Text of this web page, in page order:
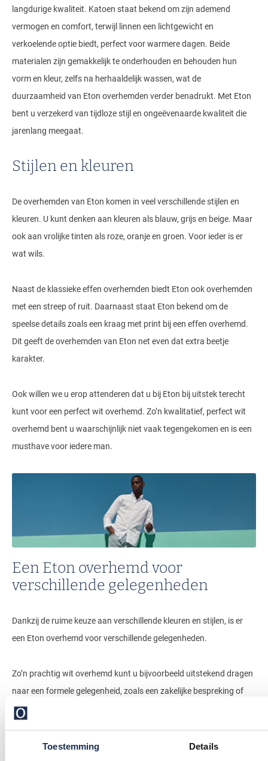
Toestemming Details
langdurige kwaliteit. Katoen staat bekend om zijn ademend
vermogen en comfort, terwijl linnen een lichtgewicht en
verkoelende optie biedt, perfect voor warmere dagen. Beide
materialen zijn gemakkelijk te onderhouden en behouden hun
vorm en kleur, zelfs na herhaaldelijk wassen, wat de
duurzaamheid van Eton overhemden verder benadrukt. Met Eton
bent u verzekerd van tijdloze stijl en ongeëvenaarde kwaliteit die
jarenlang meegaat.
Stijlen en kleuren
De overhemden van Eton komen in veel verschillende stijlen en
kleuren. U kunt denken aan kleuren als blauw, grijs en beige. Maar
ook aan vrolijke tinten als roze, oranje en groen. Voor ieder is er
wat wils.
Naast de klassieke effen overhemden biedt Eton ook overhemden
met een streep of ruit. Daarnaast staat Eton bekend om de
speelse details zoals een kraag met print bij een effen overhemd.
Dit geeft de overhemden van Eton net even dat extra beetje
karakter.
Ook willen we u erop attenderen dat u bij Eton bij uitstek terecht
kunt voor een perfect wit overhemd. Zo’n kwalitatief, perfect wit
overhemd bent u waarschijnlijk niet vaak tegengekomen en is een
musthave voor iedere man.
Een Eton overhemd voor
verschillende gelegenheden
Dankzij de ruime keuze aan verschillende kleuren en stijlen, is er
een Eton overhemd voor verschillende gelegenheden.
Zo’n prachtig wit overhemd kunt u bijvoorbeeld uitstekend dragen
naar een formele gelegenheid, zoals een zakelijke bespreking of
een chic diner. Een overhemd in een van de vrolijke kleuren of met
vrienden, een bruiloft of een werkborrel.